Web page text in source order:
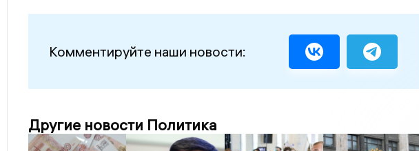
Комментируйте наши новости:
Другие новости Политика